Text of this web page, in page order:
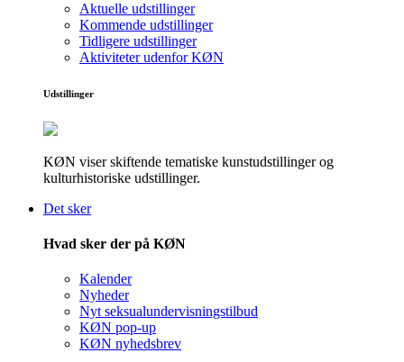
Aktuelle udstillinger
Kommende udstillinger
Tidligere udstillinger
Aktiviteter udenfor KØN
Udstillinger
KØN viser skiftende tematiske kunstudstillinger og
kulturhistoriske udstillinger.
Det sker
Hvad sker der på KØN
Kalender
Nyheder
Nyt seksualundervisningstilbud
KØN pop-up
KØN nyhedsbrev